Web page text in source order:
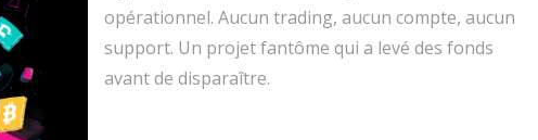
opérationnel. Aucun trading, aucun compte, aucun
support. Un projet fantôme qui a levé des fonds
avant de disparaître.